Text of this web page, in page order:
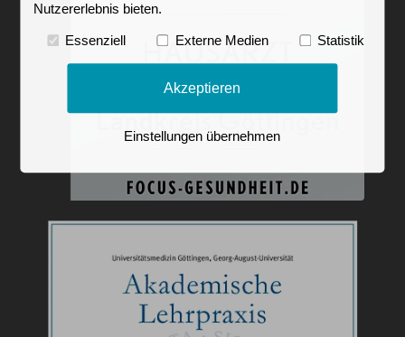
Nutzererlebnis bieten.
Essenziell Externe Medien Statistik
Akzeptieren
Einstellungen übernehmen